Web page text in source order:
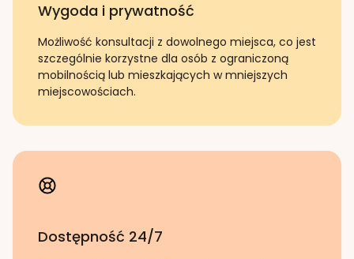
Wygoda i prywatność
Możliwość konsultacji z dowolnego miejsca, co jest
szczególnie korzystne dla osób z ograniczoną
mobilnością lub mieszkających w mniejszych
miejscowościach.
Dostępność 24/7